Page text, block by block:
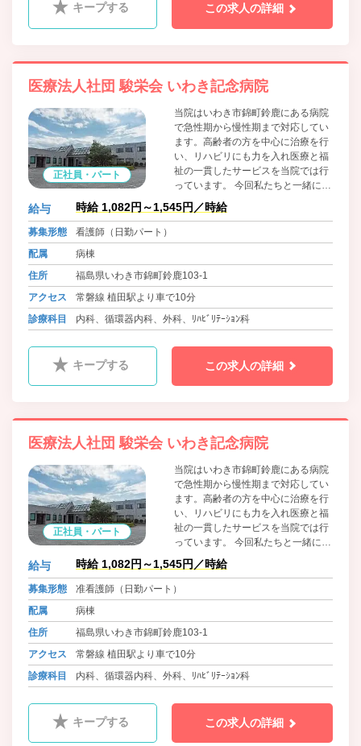
キープする この求人の詳細
医療法人社団 駿栄会 いわき記念病院
正社員・パート
当院はいわき市錦町鈴鹿にある病院
で急性期から慢性期まで対応してい
ます。高齢者の方を中心に治療を行
い、リハビリにも力を入れ医療と福
祉の一貫したサービスを当院では行
っています。 今回私たちと一緒に働
いていただけるスタッフを募集いた
します！急性期病棟と療養病棟での
ますのでブランクがある方や経験が
環境を整えています。
給与 時給 1,082円～1,545円／時給
募集形態
看護師（日勤パート）
配属
病棟
住所
福島県いわき市錦町鈴鹿103-1
アクセス
常磐線 植田駅より車で10分
診療科目
内科、循環器内科、外科、ﾘﾊﾋﾞﾘﾃｰｼｮﾝ科
キープする この求人の詳細
医療法人社団 駿栄会 いわき記念病院
正社員・パート
当院はいわき市錦町鈴鹿にある病院
で急性期から慢性期まで対応してい
ます。高齢者の方を中心に治療を行
い、リハビリにも力を入れ医療と福
祉の一貫したサービスを当院では行
っています。 今回私たちと一緒に働
いていただけるスタッフを募集いた
します！急性期病棟と療養病棟での
勤務で、サポートがしっかりしてい
ますのでブランクがある方や経験が
環境を整えています。
給与 時給 1,082円～1,545円／時給
募集形態
准看護師（日勤パート）
配属
病棟
住所
福島県いわき市錦町鈴鹿103-1
アクセス
常磐線 植田駅より車で10分
診療科目
内科、循環器内科、外科、ﾘﾊﾋﾞﾘﾃｰｼｮﾝ科
キープする この求人の詳細